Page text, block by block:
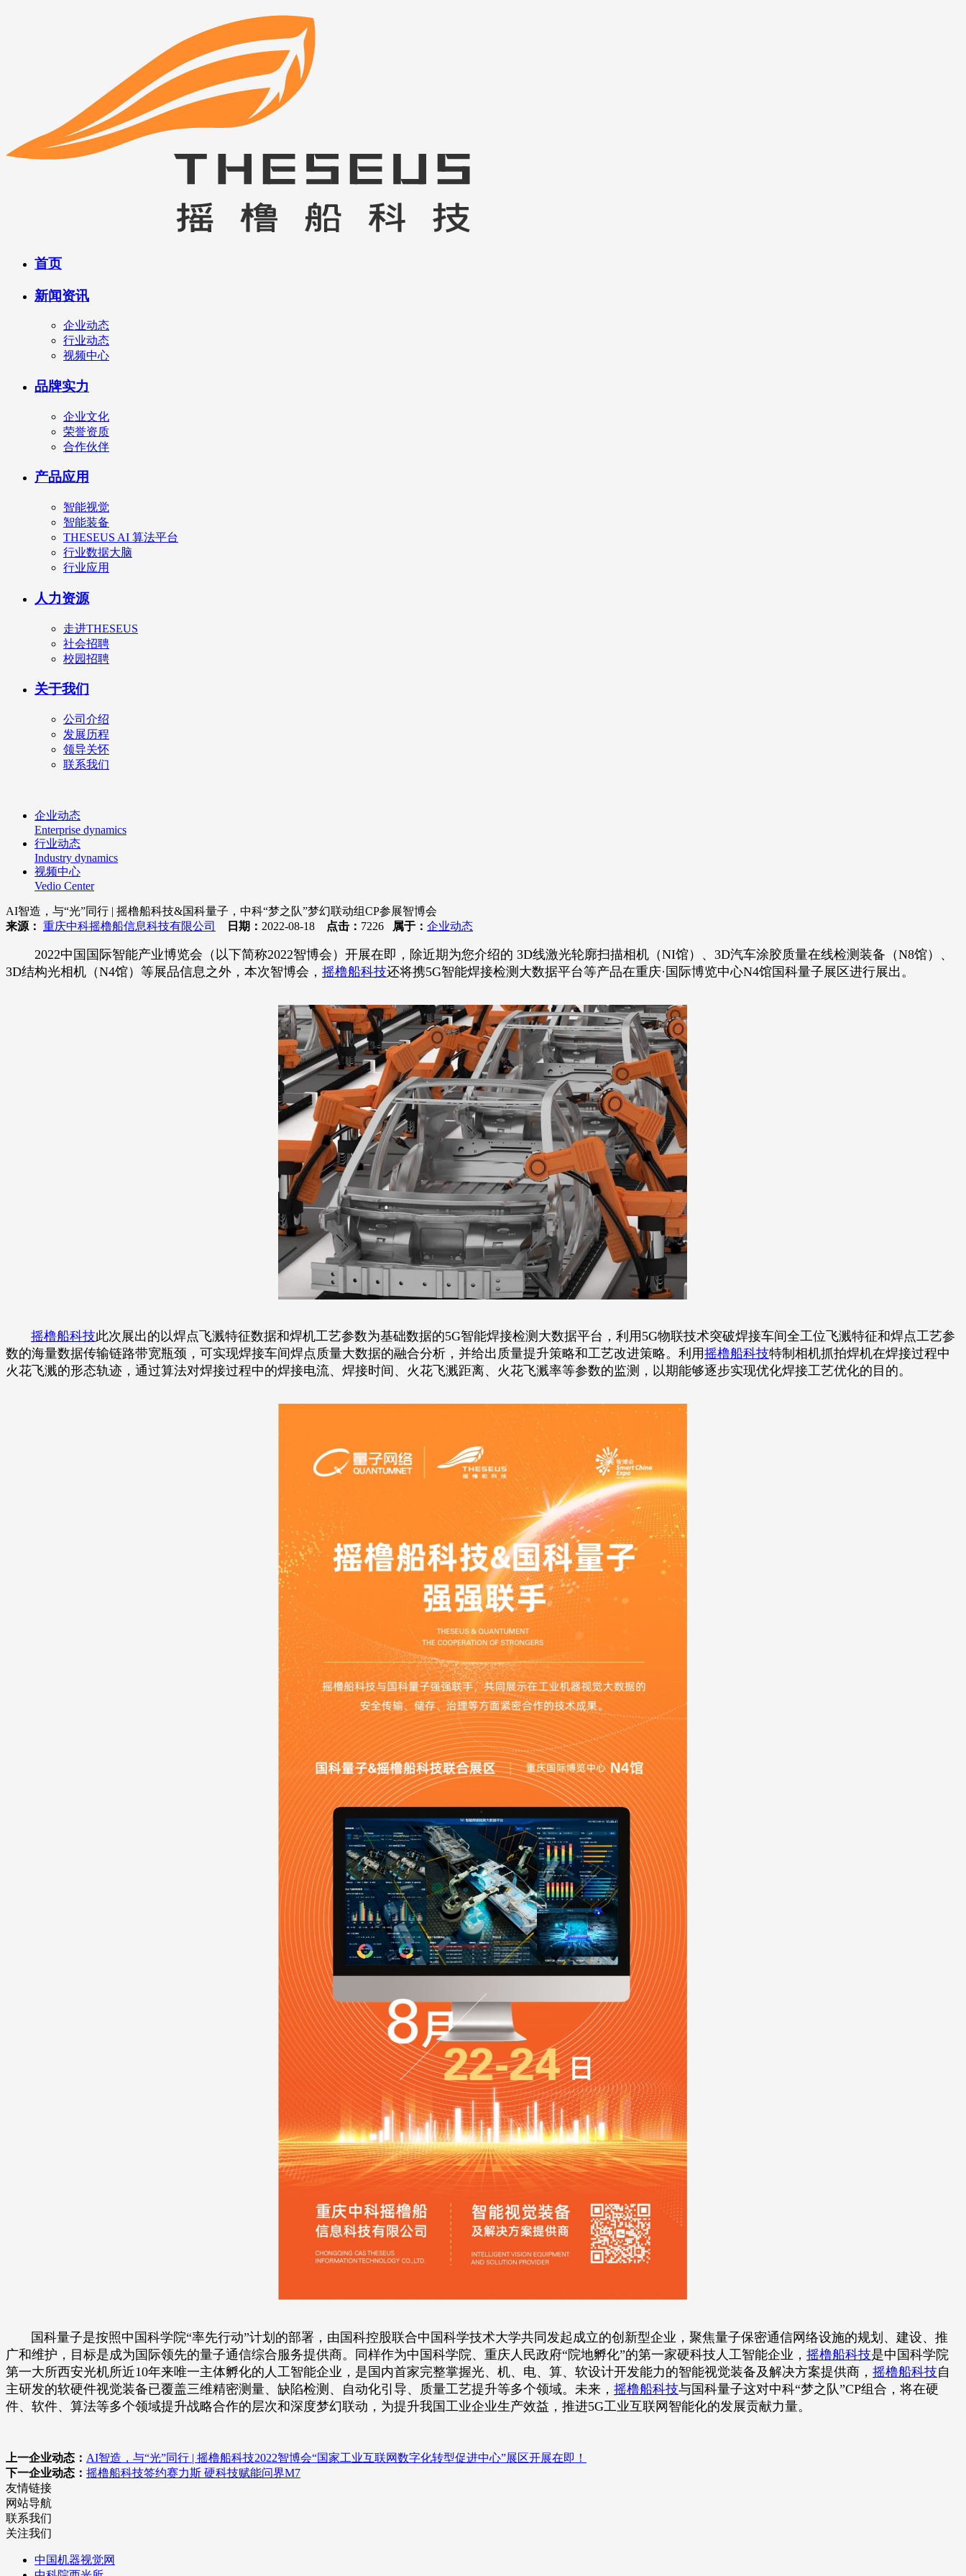
首页
新闻资讯
企业动态
行业动态
视频中心
品牌实力
企业文化
荣誉资质
合作伙伴
产品应用
智能视觉
智能装备
THESEUS AI 算法平台
行业数据大脑
行业应用
人力资源
走进THESEUS
社会招聘
校园招聘
关于我们
公司介绍
发展历程
领导关怀
联系我们
企业动态
Enterprise dynamics
行业动态
Industry dynamics
视频中心
Vedio Center
AI智造，与“光”同行 | 摇橹船科技&国科量子，中科“梦之队”梦幻联动组CP参展智博会
来源： 重庆中科摇橹船信息科技有限公司 日期： 2022-08-18 点击： 7226 属于： 企业动态
2022中国国际智能产业博览会（以下简称2022智博会）开展在即，除近期为您介绍的 3D线激光轮廓扫描相机（NI馆）、3D汽车涂胶质量在线检测装备（N8馆）、
3D结构光相机（N4馆）等展品信息之外，本次智博会， 摇橹船科技还将携5G智能焊接检测大数据平台等产品在重庆·国际博览中心N4馆国科量子展区进行展出。
摇橹船科技此次展出的以焊点飞溅特征数据和焊机工艺参数为基础数据的5G智能焊接检测大数据平台，利用5G物联技术突破焊接车间全工位飞溅特征和焊点工艺参
数的海量数据传输链路带宽瓶颈，可实现焊接车间焊点质量大数据的融合分析，并给出质量提升策略和工艺改进策略。利用摇橹船科技特制相机抓拍焊机在焊接过程中
火花飞溅的形态轨迹，通过算法对焊接过程中的焊接电流、焊接时间、火花飞溅距离、火花飞溅率等参数的监测，以期能够逐步实现优化焊接工艺优化的目的。
国科量子是按照中国科学院“率先行动”计划的部署，由国科控股联合中国科学技术大学共同发起成立的创新型企业，聚焦量子保密通信网络设施的规划、建设、推
广和维护，目标是成为国际领先的量子通信综合服务提供商。同样作为中国科学院、重庆人民政府“院地孵化”的第一家硬科技人工智能企业， 摇橹船科技是中国科学院
第一大所西安光机所近10年来唯一主体孵化的人工智能企业，是国内首家完整掌握光、机、电、算、软设计开发能力的智能视觉装备及解决方案提供商， 摇橹船科技自
主研发的软硬件视觉装备已覆盖三维精密测量、缺陷检测、自动化引导、质量工艺提升等多个领域。 未来， 摇橹船科技与国科量子这对中科“梦之队”CP组合，将在硬
件、软件、算法等多个领域提升战略合作的层次和深度梦幻联动，为提升我国工业企业生产效益，推进5G工业互联网智能化的发展贡献力量。
上一企业动态： AI智造，与“光”同行 | 摇橹船科技2022智博会“国家工业互联网数字化转型促进中心”展区开展在即！
下一企业动态： 摇橹船科技签约赛力斯 硬科技赋能问界M7
友情链接
网站导航
联系我们
关注我们
中国机器视觉网